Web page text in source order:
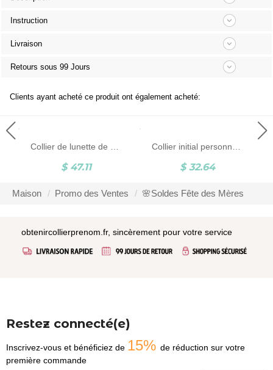
Instruction
Livraison
Retours sous 99 Jours
Clients ayant acheté ce produit ont également acheté:
$ 47.11 $ 32.64
Maison Promo des Ventes 🌸Soldes Fête des Mères
obtenircollierprenom.fr, sincèrement pour votre service
Restez connecté(e)
Inscrivez-vous et bénéficiez de 15% de réduction sur votre
première commande